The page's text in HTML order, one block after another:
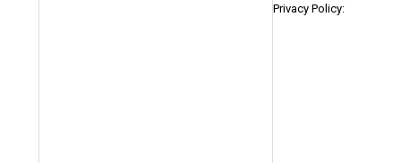
Privacy Policy: